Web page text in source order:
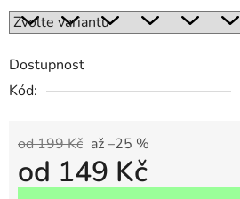
Dostupnost
Kód:
od 199 Kč až –25 %
od 149 Kč